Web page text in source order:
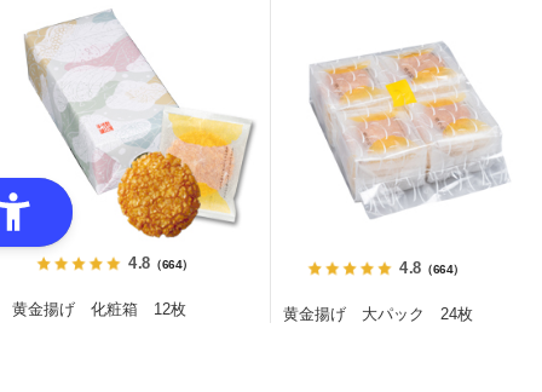
4.8（664）
黄金揚げ 化粧箱 12枚
4.8 （664）
黄金揚げ 大パック 24枚